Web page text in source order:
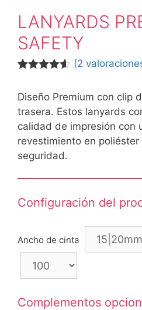
LANYARDS
SAFETY
5 en base
a
valoracion
es de
clientes
(2
Diseño Premium con clip
trasera. Estos lanyards
calidad de impresión con
revestimiento en poliéster
seguridad.
Configuración del
Ancho de cinta
Complementos